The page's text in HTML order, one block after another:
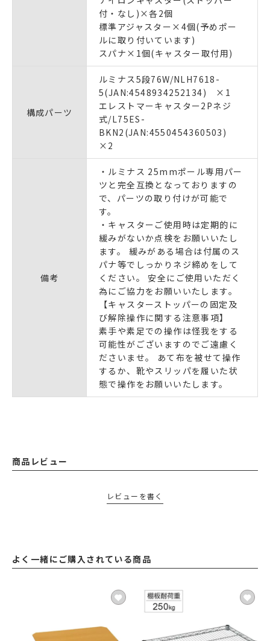
付・なし)×各2個
標準アジャスター×4個(予めポー
ルに取り付いています)
スパナ×1個(キャスター取付用)
構成パーツ
ルミナス5段76W/NLH7618-
5(JAN:4548934252134) ×1
エレストマーキャスター2Pネジ
式/L75ES-
BKN2(JAN:4550454360503)
×2
備考
・ルミナス 25mmポール専用パー
ツと完全互換となっておりますの
で、パーツの取り付けが可能で
す。
・キャスターご使用時は定期的に
緩みがないか点検をお願いいたし
ます。 緩みがある場合は付属のス
パナ等でしっかりネジ締めをして
ください。 安全にご使用いただく
為にご協力をお願いいたします。
【キャスターストッパーの固定及
び解除操作に関する注意事項】
素手や素足での操作は怪我をする
可能性がございますのでご遠慮く
ださいませ。 あて布を被せて操作
するか、靴やスリッパを履いた状
態で操作をお願いいたします。
商品レビュー
レビューを書く
よく一緒にご購入されている商品